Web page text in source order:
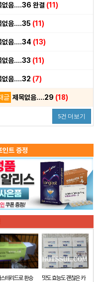
없음....36 완결 (11)
없음....35 (11)
없음....34 (13)
없음....33 (11)
없음....32 (7)
글 제목없음....29 (18)
5건 더보기
트 증정
테리드로 환승
맛도 효능도 괜찮은 카